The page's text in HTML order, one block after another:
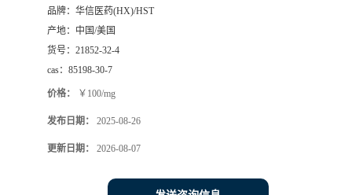
品牌： 华信医药(HX)/HST
产地： 中国/美国
货号： 21852-32-4
cas： 85198-30-7
价格： ￥100/mg
发布日期： 2025-08-26
更新日期： 2026-08-07